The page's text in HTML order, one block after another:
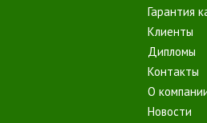
Гарантия
Клиенты
Дипломы
Контакты
О
Новости